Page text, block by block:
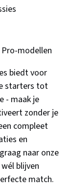
modellen
biedt voor
starters tot
- maak je
zonder je
compleet
en
naar onze
blijven
match.